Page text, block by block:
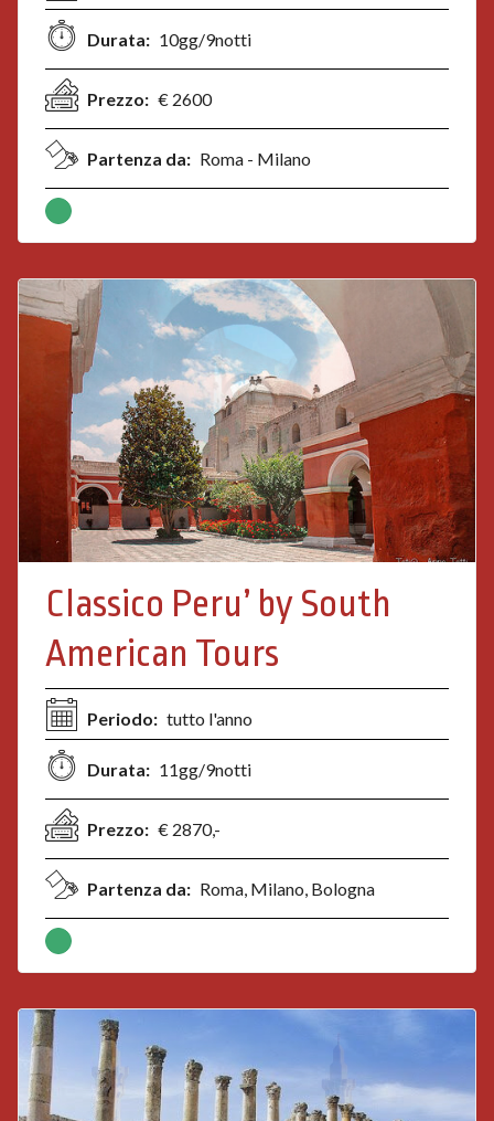
Durata: 10gg/9notti
Prezzo: € 2600
Partenza da: Roma - Milano
Classico Peru’ by South
American Tours
Periodo: tutto l'anno
Durata: 11gg/9notti
Prezzo: € 2870,-
Partenza da: Roma, Milano, Bologna